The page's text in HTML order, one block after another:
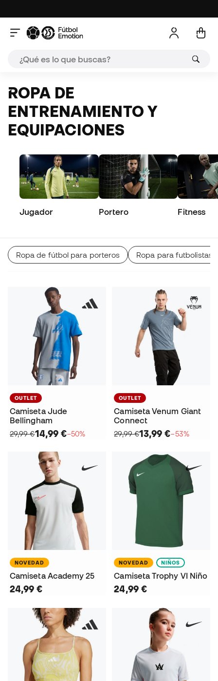
ROPA DE
ENTRENAMIENTO Y
EQUIPACIONES
Jugador Portero Fitness
Ropa de fútbol para porteros Ropa para futbolistas
OUTLET
Camiseta Jude
Bellingham
29,99 €14,99 €−50%
OUTLET
Camiseta Venum Giant
Connect
29,99 €13,99 €−53%
NOVEDAD
Camiseta Academy 25
24,99 €
NOVEDAD NIÑOS
Camiseta Trophy VI Niño
24,99 €